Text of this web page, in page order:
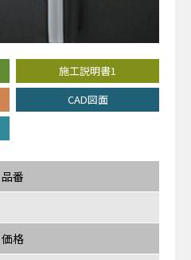
施工説明書1
CAD図面
品番
価格